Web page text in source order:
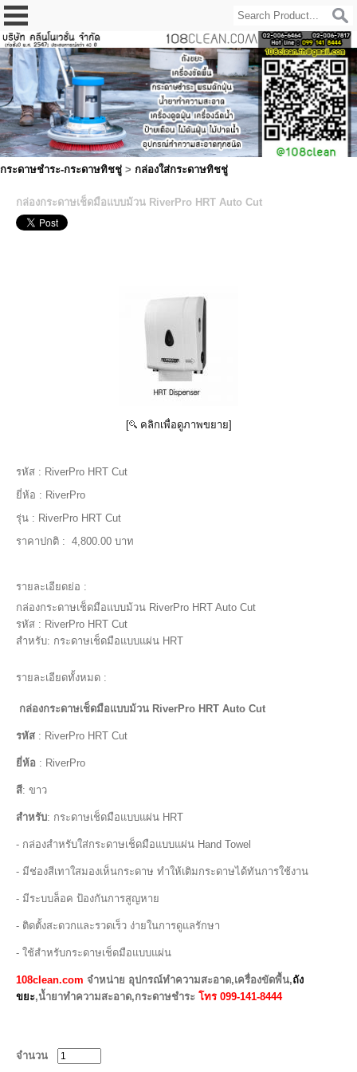
กระดาษชำระ-กระดาษทิชชู่ > กล่องใส่กระดาษทิชชู่
กล่องกระดาษเช็ดมือแบบม้วน RiverPro HRT Auto Cut
[ คลิกเพื่อดูภาพขยาย]
รหัส : RiverPro HRT Cut
ยี่ห้อ : RiverPro
รุ่น : RiverPro HRT Cut
ราคาปกติ : 4,800.00 บาท
รายละเอียดย่อ :
กล่องกระดาษเช็ดมือแบบม้วน RiverPro HRT Auto Cut
รหัส : RiverPro HRT Cut
สำหรับ: กระดาษเช็ดมือแบบแผ่น HRT
รายละเอียดทั้งหมด :
กล่องกระดาษเช็ดมือแบบม้วน RiverPro HRT Auto Cut
รหัส : RiverPro HRT Cut
ยี่ห้อ : RiverPro
สี: ขาว
สำหรับ: กระดาษเช็ดมือแบบแผ่น HRT
- กล่องสำหรับใส่กระดาษเช็ดมือแบบแผ่น Hand Towel
- มีช่องสีเทาใสมองเห็นกระดาษ ทำให้เติมกระดาษได้ทันการใช้งาน
- มีระบบล็อค ป้องกันการสูญหาย
- ติดตั้งสะดวกและรวดเร็ว ง่ายในการดูแลรักษา
- ใช้สำหรับกระดาษเช็ดมือแบบแผ่น
108clean.com จำหน่าย อุปกรณ์ทำความสะอาด,เครื่องขัดพื้น,ถัง
ขยะ,น้ำยาทำความสะอาด,กระดาษชำระ โทร 099-141-8444
จำนวน